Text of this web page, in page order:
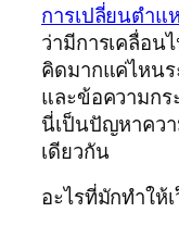
การเปลี่ยนตำแ
ว่ามีการเคลื่อน
คิดมากแค่ไหน
และข้อความก
นี่เป็นปัญหาควา
เดียวกัน
อะไรที่มักทำให้